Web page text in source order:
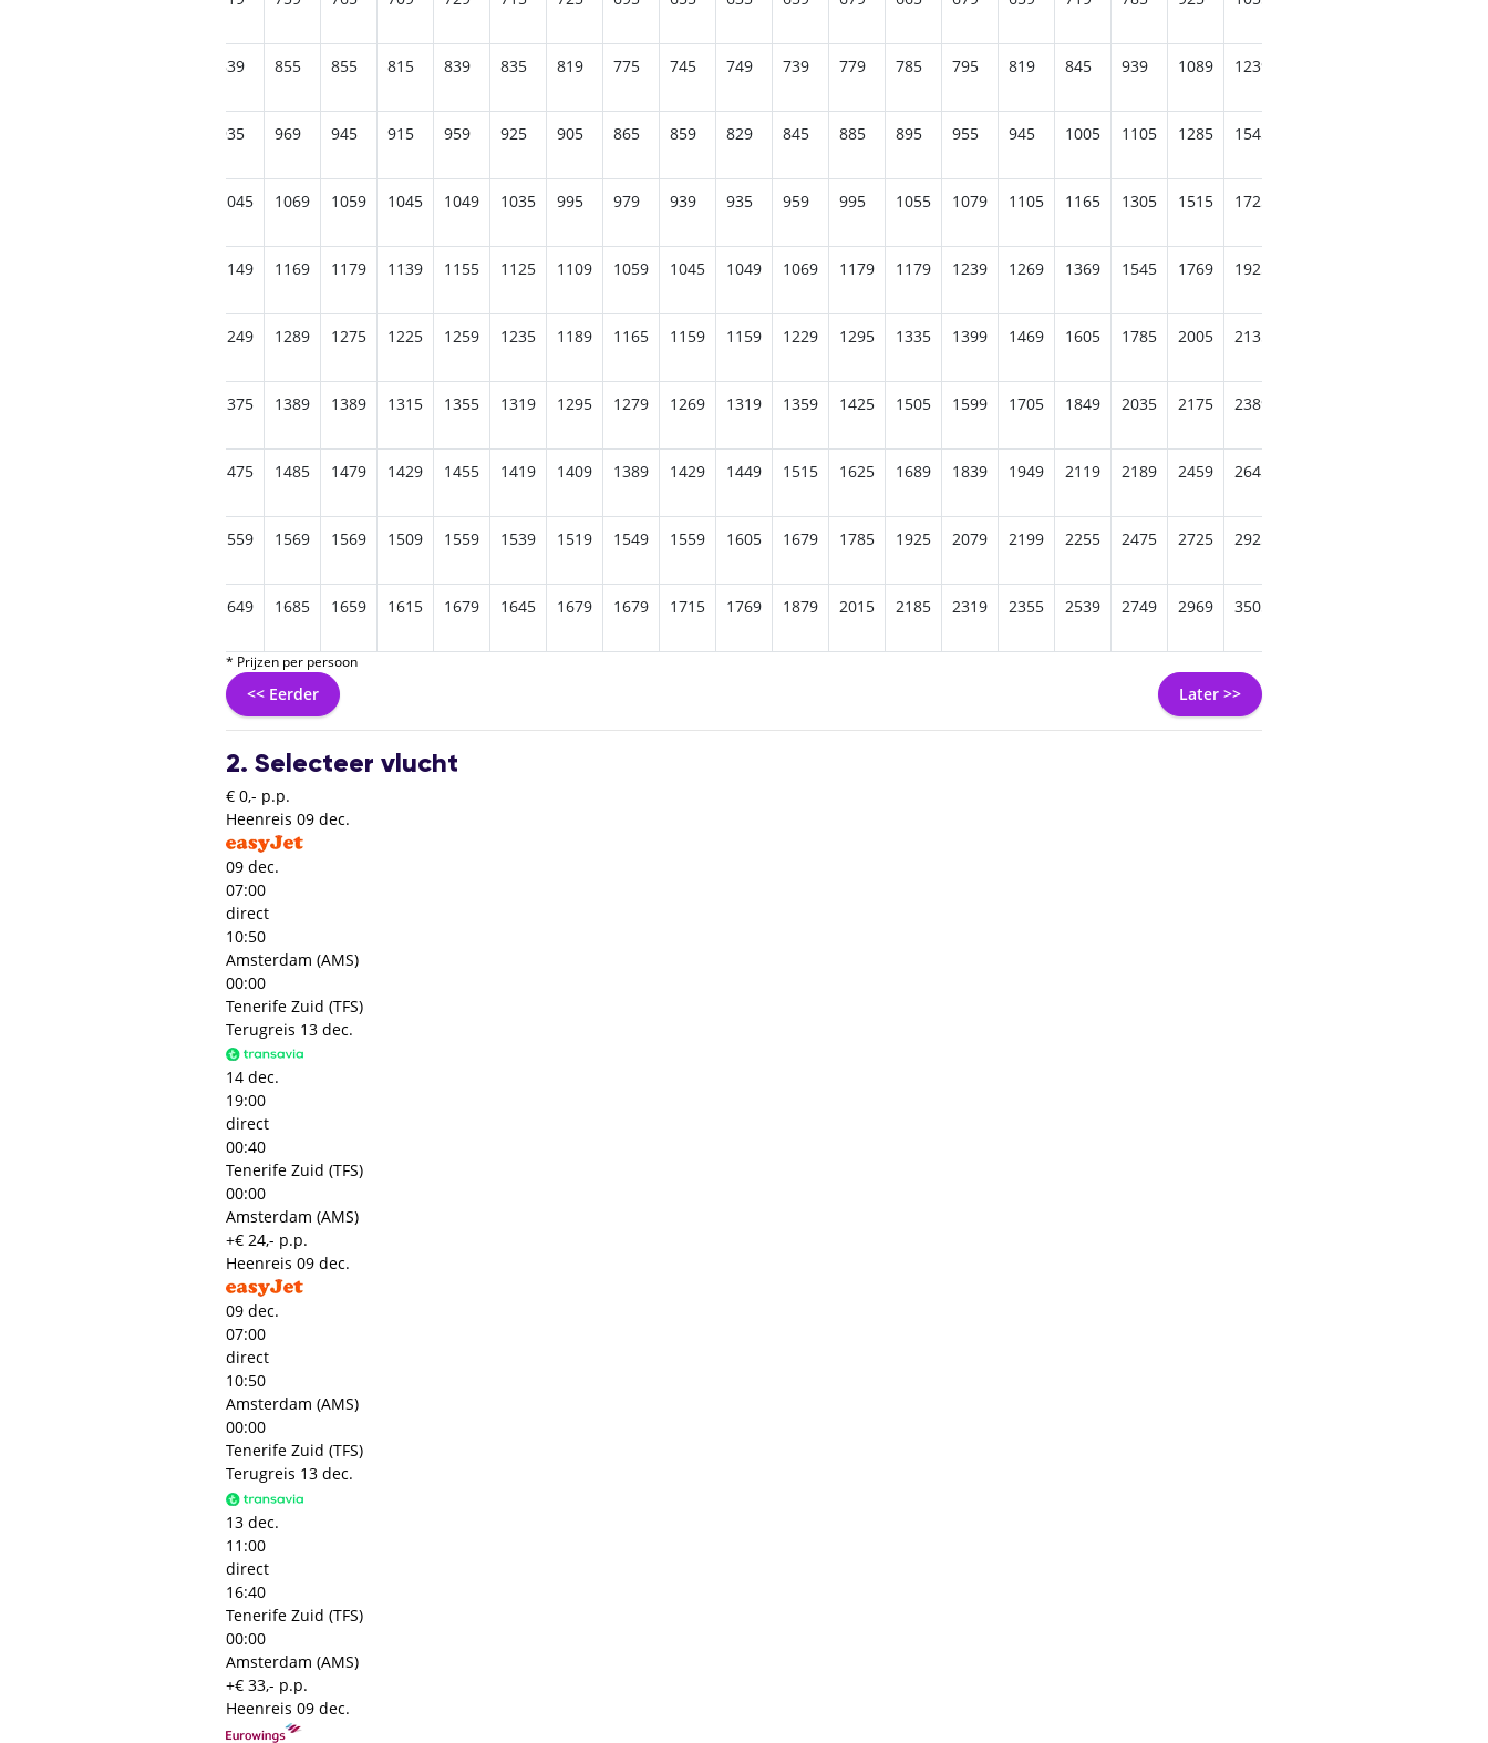
839 855 855 815 839 835 819 775 745 749 739 779 785 795 819 845 939 1089 1239
935 969 945 915 959 925 905 865 859 829 845 885 895 955 945 1005 1105 1285 1545
1045 1069 1059 1045 1049 1035 995 979 939 935 959 995 1055 1079 1105 1165 1305 1515 1725
1149 1169 1179 1139 1155 1125 1109 1059 1045 1049 1069 1179 1179 1239 1269 1369 1545 1769 1925
1249 1289 1275 1225 1259 1235 1189 1165 1159 1159 1229 1295 1335 1399 1469 1605 1785 2005 2135
1375 1389 1389 1315 1355 1319 1295 1279 1269 1319 1359 1425 1505 1599 1705 1849 2035 2175 2389
1475 1485 1479 1429 1455 1419 1409 1389 1429 1449 1515 1625 1689 1839 1949 2119 2189 2459 2645
1559 1569 1569 1509 1559 1539 1519 1549 1559 1605 1679 1785 1925 2079 2199 2255 2475 2725 2925
1649 1685 1659 1615 1679 1645 1679 1679 1715 1769 1879 2015 2185 2319 2355 2539 2749 2969 3505
* Prijzen per persoon
<< Eerder Later >>
2. Selecteer vlucht
€ 0,- p.p.
Heenreis 09 dec.
09 dec.
07:00
direct
10:50
Amsterdam (AMS)
00:00
Tenerife Zuid (TFS)
Terugreis 13 dec.
14 dec.
19:00
direct
00:40
Tenerife Zuid (TFS)
00:00
Amsterdam (AMS)
+€ 24,- p.p.
Heenreis 09 dec.
09 dec.
07:00
direct
10:50
Amsterdam (AMS)
00:00
Tenerife Zuid (TFS)
Terugreis 13 dec.
13 dec.
11:00
direct
16:40
Tenerife Zuid (TFS)
00:00
Amsterdam (AMS)
+€ 33,- p.p.
Heenreis 09 dec.